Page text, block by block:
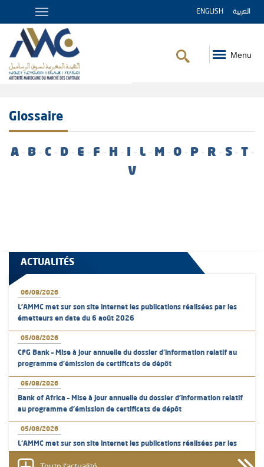
ENGLISH العربية
Menu
Glossaire
A B C D E F H I L M O P R S T
V
ACTUALITÉS
06/08/2026
L’AMMC met sur son site internet les publications réalisées par les
émetteurs en date du 6 août 2026
05/08/2026
CFG Bank – Mise à jour annuelle du dossier d’information relatif au
programme d'émission de certificats de dépôt
05/08/2026
Bank of Africa – Mise à jour annuelle du dossier d’information relatif
au programme d'émission de certificats de dépôt
05/08/2026
L’AMMC met sur son site internet les publications réalisées par les